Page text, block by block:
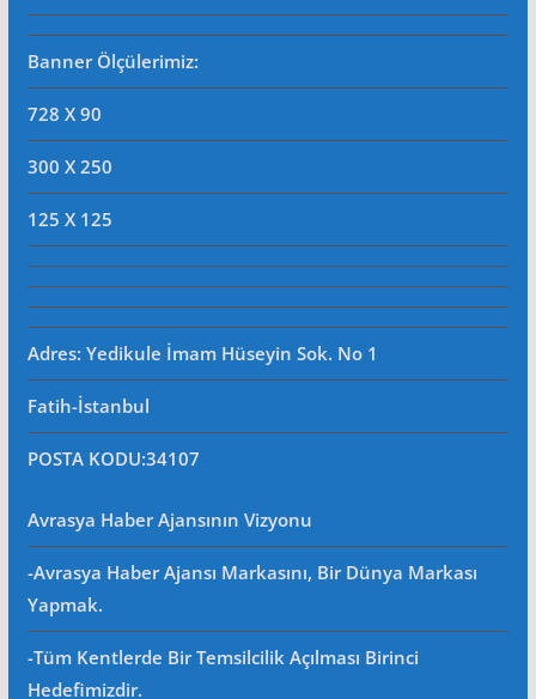
Banner Ölçülerimiz:
728 X 90
300 X 250
125 X 125
Adres: Yedikule İmam Hüseyin Sok. No 1
Fatih-İstanbul
POSTA KODU:34107
Avrasya Haber Ajansının Vizyonu
-Avrasya Haber Ajansı Markasını, Bir Dünya Markası
Yapmak.
-Tüm Kentlerde Bir Temsilcilik Açılması Birinci
Hedefimizdir.